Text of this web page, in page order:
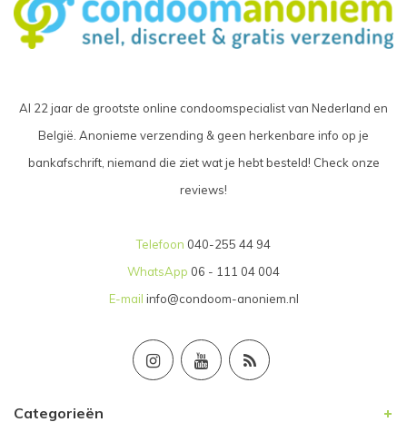
Al 22 jaar de grootste online condoomspecialist van Nederland en
België. Anonieme verzending & geen herkenbare info op je
bankafschrift, niemand die ziet wat je hebt besteld! Check onze
reviews!
Telefoon 040-255 44 94
WhatsApp 06 - 111 04 004
E-mail info@condoom-anoniem.nl
Categorieën